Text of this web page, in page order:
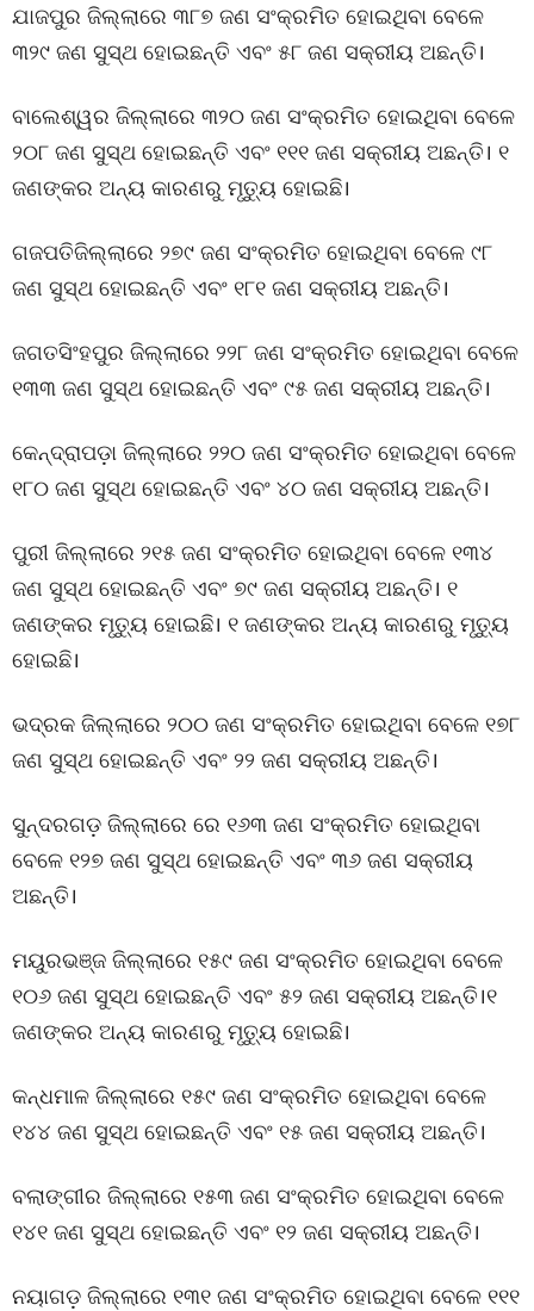
ଯାଜପୁର ଜିଲ୍ଲାରେ ୩୮୭ ଜଣ ସଂକ୍ରମିତ ହୋଇଥିବା ବେଳେ
୩୨୯ ଜଣ ସୁସ୍ଥ ହୋଇଛନ୍ତି ଏବଂ ୫୮ ଜଣ ସକ୍ରୀୟ ଅଛନ୍ତି।
ବାଲେଶ୍ୱର ଜିଲ୍ଲାରେ ୩୨୦ ଜଣ ସଂକ୍ରମିତ ହୋଇଥିବା ବେଳେ
୨୦୮ ଜଣ ସୁସ୍ଥ ହୋଇଛନ୍ତି ଏବଂ ୧୧୧ ଜଣ ସକ୍ରୀୟ ଅଛନ୍ତି। ୧
ଜଣଙ୍କର ଅନ୍ୟ କାରଣରୁ ମୃତ୍ୟୁ ହୋଇଛି।
ଗଜପତିଜିଲ୍ଲାରେ ୨୭୯ ଜଣ ସଂକ୍ରମିତ ହୋଇଥିବା ବେଳେ ୯୮
ଜଣ ସୁସ୍ଥ ହୋଇଛନ୍ତି ଏବଂ ୧୮୧ ଜଣ ସକ୍ରୀୟ ଅଛନ୍ତି।
ଜଗତସିଂହପୁର ଜିଲ୍ଲାରେ ୨୨୮ ଜଣ ସଂକ୍ରମିତ ହୋଇଥିବା ବେଳେ
୧୩୩ ଜଣ ସୁସ୍ଥ ହୋଇଛନ୍ତି ଏବଂ ୯୫ ଜଣ ସକ୍ରୀୟ ଅଛନ୍ତି।
କେନ୍ଦ୍ରାପଡ଼ା ଜିଲ୍ଲାରେ ୨୨୦ ଜଣ ସଂକ୍ରମିତ ହୋଇଥିବା ବେଳେ
୧୮୦ ଜଣ ସୁସ୍ଥ ହୋଇଛନ୍ତି ଏବଂ ୪୦ ଜଣ ସକ୍ରୀୟ ଅଛନ୍ତି।
ପୁରୀ ଜିଲ୍ଲାରେ ୨୧୫ ଜଣ ସଂକ୍ରମିତ ହୋଇଥିବା ବେଳେ ୧୩୪
ଜଣ ସୁସ୍ଥ ହୋଇଛନ୍ତି ଏବଂ ୭୯ ଜଣ ସକ୍ରୀୟ ଅଛନ୍ତି। ୧
ଜଣଙ୍କର ମୃତ୍ୟୁ ହୋଇଛି। ୧ ଜଣଙ୍କର ଅନ୍ୟ କାରଣରୁ ମୃତ୍ୟୁ
ହୋଇଛି।
ଭଦ୍ରକ ଜିଲ୍ଲାରେ ୨୦୦ ଜଣ ସଂକ୍ରମିତ ହୋଇଥିବା ବେଳେ ୧୭୮
ଜଣ ସୁସ୍ଥ ହୋଇଛନ୍ତି ଏବଂ ୨୨ ଜଣ ସକ୍ରୀୟ ଅଛନ୍ତି।
ସୁନ୍ଦରଗଡ଼ ଜିଲ୍ଲାରେ ରେ ୧୬୩ ଜଣ ସଂକ୍ରମିତ ହୋଇଥିବା
ବେଳେ ୧୨୭ ଜଣ ସୁସ୍ଥ ହୋଇଛନ୍ତି ଏବଂ ୩୬ ଜଣ ସକ୍ରୀୟ
ଅଛନ୍ତି।
ମୟୁରଭଞ୍ଜ ଜିଲ୍ଲାରେ ୧୫୯ ଜଣ ସଂକ୍ରମିତ ହୋଇଥିବା ବେଳେ
୧୦୬ ଜଣ ସୁସ୍ଥ ହୋଇଛନ୍ତି ଏବଂ ୫୨ ଜଣ ସକ୍ରୀୟ ଅଛନ୍ତି।୧
ଜଣଙ୍କର ଅନ୍ୟ କାରଣରୁ ମୃତ୍ୟୁ ହୋଇଛି।
କନ୍ଧମାଳ ଜିଲ୍ଲାରେ ୧୫୯ ଜଣ ସଂକ୍ରମିତ ହୋଇଥିବା ବେଳେ
୧୪୪ ଜଣ ସୁସ୍ଥ ହୋଇଛନ୍ତି ଏବଂ ୧୫ ଜଣ ସକ୍ରୀୟ ଅଛନ୍ତି।
ବଲାଙ୍ଗୀର ଜିଲ୍ଲାରେ ୧୫୩ ଜଣ ସଂକ୍ରମିତ ହୋଇଥିବା ବେଳେ
୧୪୧ ଜଣ ସୁସ୍ଥ ହୋଇଛନ୍ତି ଏବଂ ୧୨ ଜଣ ସକ୍ରୀୟ ଅଛନ୍ତି।
ନୟାଗଡ଼ ଜିଲ୍ଲାରେ ୧୩୧ ଜଣ ସଂକ୍ରମିତ ହୋଇଥିବା ବେଳେ ୧୧୧